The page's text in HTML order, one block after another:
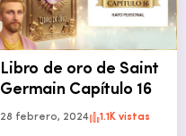
Libro de oro de Saint
Germain Capítulo 16
28 febrero, 2024 1.1K vistas